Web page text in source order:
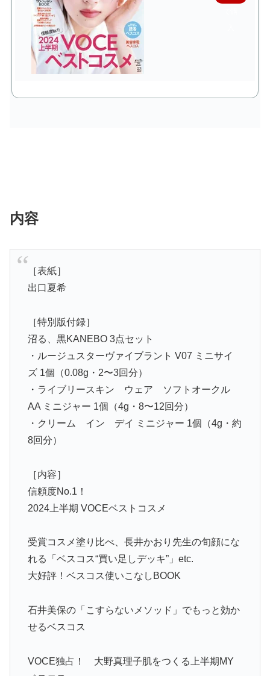
内容
［表紙］
出口夏希
［特別版付録］
沼る、黒KANEBO 3点セット
・ルージュスターヴァイブラント V07 ミニサイ
ズ 1個（0.08g・2〜3回分）
・ライブリースキン ウェア ソフトオークル
AA ミニジャー 1個（4g・8〜12回分）
・クリーム イン デイ ミニジャー 1個（4g・約
8回分）
［内容］
信頼度No.1！
2024上半期 VOCEベストコスメ
受賞コスメ塗り比べ、長井かおり先生の旬顔にな
れる「ベスコス“買い足しデッキ”」etc.
大好評！ベスコス使いこなしBOOK
石井美保の「こすらないメソッド」でもっと効か
せるベスコス
VOCE独占！ 大野真理子肌をつくる上半期MY